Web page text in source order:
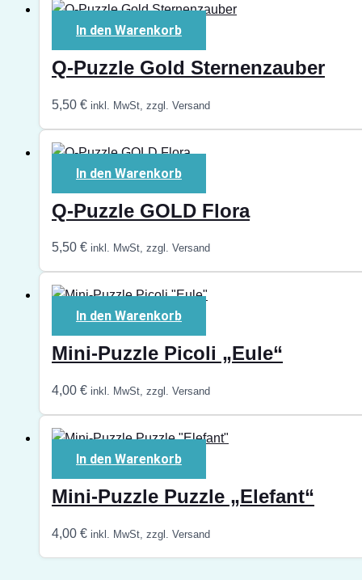
In den Warenkorb
Q-Puzzle Gold Sternenzauber
5,50 € inkl. MwSt, zzgl. Versand
In den Warenkorb
Q-Puzzle GOLD Flora
5,50 € inkl. MwSt, zzgl. Versand
In den Warenkorb
Mini-Puzzle Picoli „Eule“
4,00 € inkl. MwSt, zzgl. Versand
In den Warenkorb
Mini-Puzzle Puzzle „Elefant“
4,00 € inkl. MwSt, zzgl. Versand